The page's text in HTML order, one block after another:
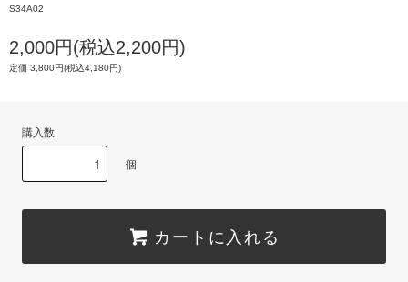
S34A02
2,000円(税込2,200円)
定価 3,800円(税込4,180円)
購入数
個
カートに入れる